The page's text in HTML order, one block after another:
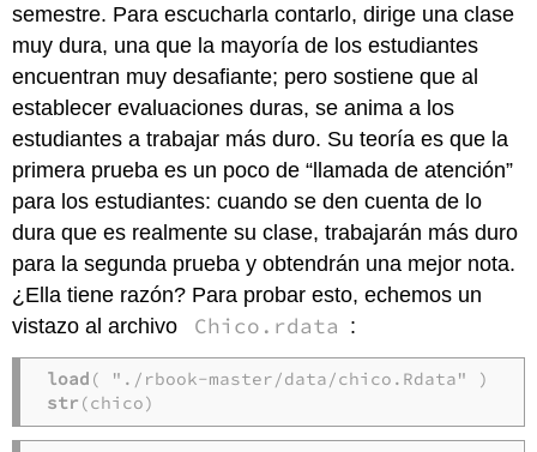
semestre. Para escucharla contarlo, dirige una clase
muy dura, una que la mayoría de los estudiantes
encuentran muy desafiante; pero sostiene que al
establecer evaluaciones duras, se anima a los
estudiantes a trabajar más duro. Su teoría es que la
primera prueba es un poco de “llamada de atención”
para los estudiantes: cuando se den cuenta de lo
dura que es realmente su clase, trabajarán más duro
para la segunda prueba y obtendrán una mejor nota.
¿Ella tiene razón? Para probar esto, echemos un
vistazo al archivo
Chico.rdata :
load
str (chico)